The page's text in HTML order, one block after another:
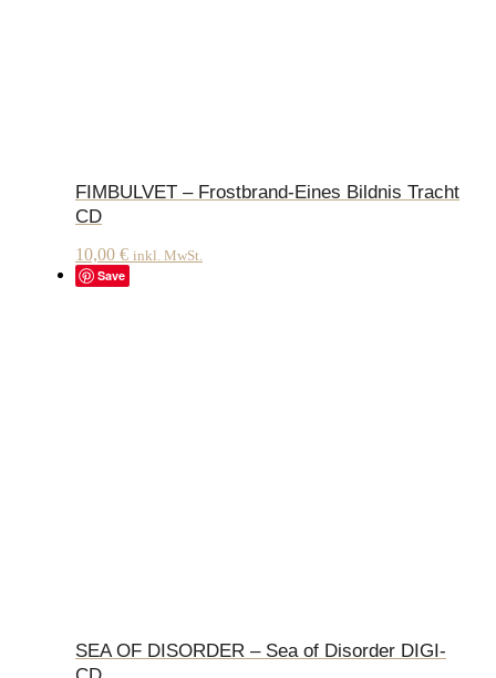
FIMBULVET – Frostbrand-Eines Bildnis Tracht
CD
10,00 € inkl. MwSt.
Save
SEA OF DISORDER – Sea of Disorder DIGI-